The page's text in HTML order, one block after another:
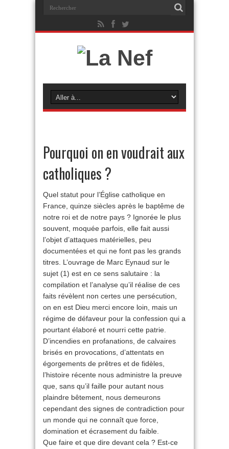
Pourquoi on en voudrait aux
catholiques ?
Quel statut pour l’Église catholique en
France, quinze siècles après le baptême de
notre roi et de notre pays ? Ignorée le plus
souvent, moquée parfois, elle fait aussi
l’objet d’attaques matérielles, peu
documentées et qui ne font pas les grands
titres. L’ouvrage de Marc Eynaud sur le
sujet (1) est en ce sens salutaire : la
compilation et l’analyse qu’il réalise de ces
faits révèlent non certes une persécution,
on en est Dieu merci encore loin, mais un
régime de défaveur pour la confession qui a
pourtant élaboré et nourri cette patrie.
D’incendies en profanations, de calvaires
brisés en provocations, d’attentats en
égorgements de prêtres et de fidèles,
l’histoire récente nous administre la preuve
que, sans qu’il faille pour autant nous
plaindre bêtement, nous demeurons
cependant des signes de contradiction pour
un monde qui ne connaît que force,
domination et écrasement du faible.
Que faire et que dire devant cela ? Est-ce